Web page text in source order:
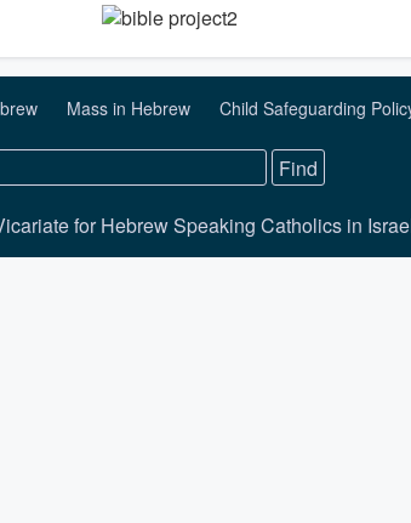
Mass in Hebrew Child Safeguarding
for Hebrew Speaking Catholics in